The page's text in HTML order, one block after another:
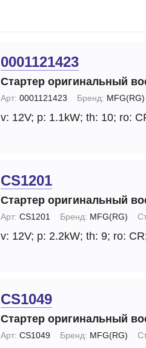
Замена стартера
Замена генераторов
0001121423
Стартер оригинальный
Арт: 0001121423 Бренд: MFG(RG)
v: 12V; p: 1.1kW; th: 10; ro:
CS1201
Стартер оригинальный
Арт: CS1201 Бренд: MFG(RG)
v: 12V; p: 2.2kW; th: 9; ro:
CS1049
Стартер оригинальный
Арт: CS1049 Бренд: MFG(RG)